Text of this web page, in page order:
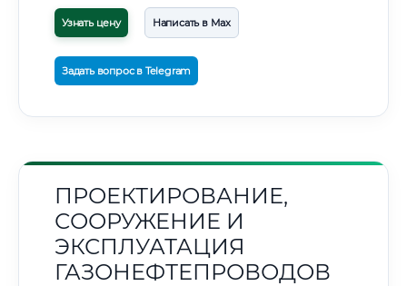
Узнать цену Написать в Max
Задать вопрос в Telegram
ПРОЕКТИРОВАНИЕ,
СООРУЖЕНИЕ И
ЭКСПЛУАТАЦИЯ
ГАЗОНЕФТЕПРОВОДОВ